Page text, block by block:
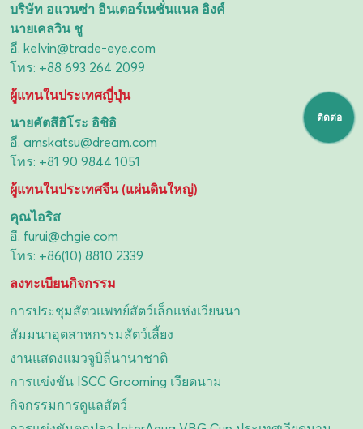
บริษัท อแวนซ่า อินเตอร์เนชั่นแนล อิงค์
นายเคลวิน ชู
อี. kelvin@trade-eye.com
โทร: +88 693 264 2099
ผู้แทนในประเทศญี่ปุ่น
นายคัตสึฮิโระ อิชิอิ
อี. amskatsu@dream.com
โทร: +81 90 9844 1051
ผู้แทนในประเทศจีน (แผ่นดินใหญ่)
คุณไอริส
อี. furui@chgie.com
โทร: +86(10) 8810 2339
ลงทะเบียนกิจกรรม
การประชุมสัตวแพทย์สัตว์เล็กแห่งเวียนนา
สัมมนาอุตสาหกรรมสัตว์เลี้ยง
งานแสดงแมวจูบิลี่นานาชาติ
การแข่งขัน ISCC Grooming เวียดนาม
กิจกรรมการดูแลสัตว์
ติดต่อ